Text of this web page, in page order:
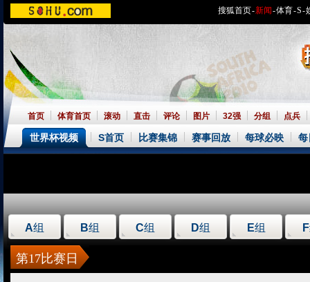
搜狐首页-新闻-体育-S-
首页 体育首页 滚动 直击 评论 图片 32强 分组 点兵
世界杯视频 S首页 比赛集锦 赛事回放 每球必映 每
A组 B组 C组 D组 E组 F
第17比赛日